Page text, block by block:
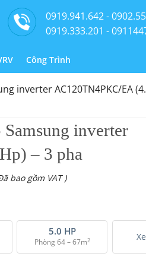
0919.941.642 -
0919.333.201 -
Công Trình
inverter AC120TN4PKC/EA
inverter
– 3 pha
bao gồm VAT )
5.0 HP
Phòng 64 – 67m2
EA (4.5Hp) - 3 pha số